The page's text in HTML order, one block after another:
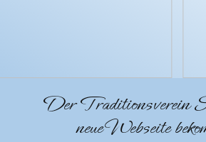
Der Traditionsverein
neue Webseite